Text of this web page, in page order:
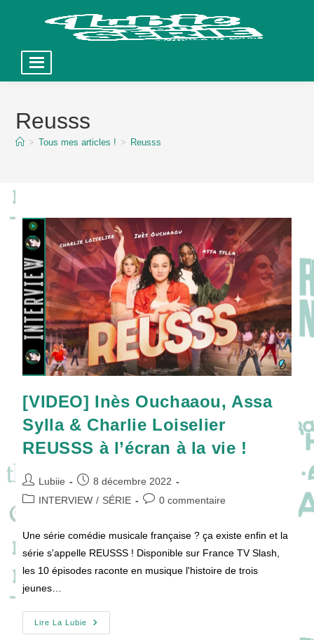
contentReusss
> Tous mes articles ! > Reusss
[VIDEO] Inès Ouchaaou, Assa
Sylla & Charlie Loiselier
REUSSS à l’écran à la vie !
Auteur/autrice
de
Lubiie
Publication
publiée :
8 décembre 2022
PostINTERVIEW / SÉRIE
Commentaires
publication :
0 commentaire
Une série comédie musicale française ? ça existe enfin et la
série s'appelle REUSSS ! Disponible sur France TV Slash,
les 10 épisodes raconte en musique l'histoire de trois
jeunes…
Lire La Lubie
[VIDEO]
Inès